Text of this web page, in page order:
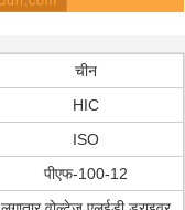
चीन
HIC
ISO
पीएफ-100-12